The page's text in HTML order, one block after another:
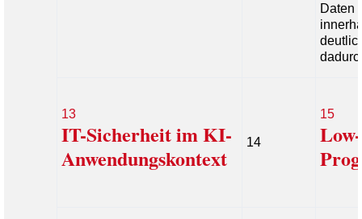
Daten
13
IT-Sicherheit im KI-
Anwendungskontext
14
15